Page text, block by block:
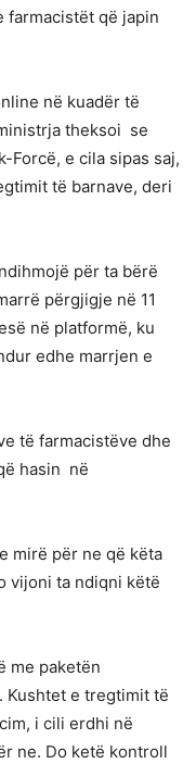
farmacistët që japin
në kuadër të
theksoi se
Forcë, e cila sipas saj,
të barnave, deri
për ta bërë
përgjigje në 11
në platformë, ku
edhe marrjen e
të farmacistëve dhe
hasin në
mirë për ne që këta
vijoni ta ndiqni këtë
me paketën
e tregtimit të
i cili erdhi në
ne. Do ketë kontroll